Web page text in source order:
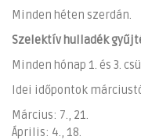
Minden héten szerdán.
Szelektív hulladék
Minden hónap 1. és 3.
Idei időpontok
Március: 7., 21.
Április: 4., 18.